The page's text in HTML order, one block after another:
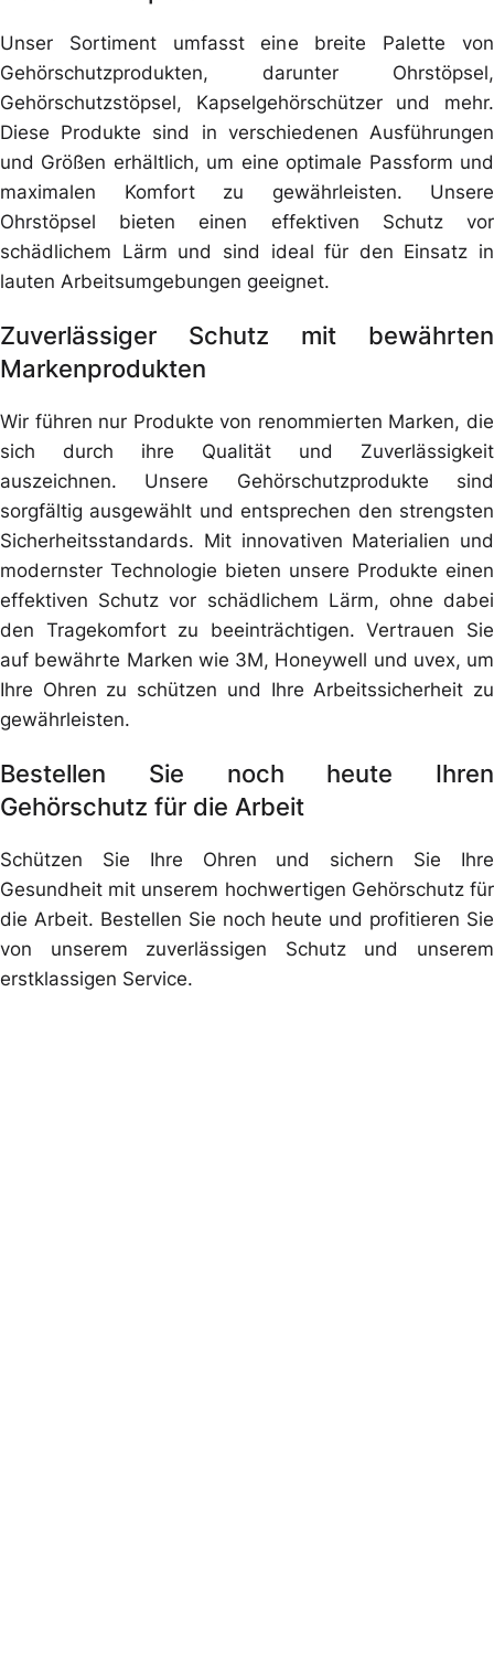
Unser Sortiment umfasst eine breite Palette von
Gehörschutzprodukten, darunter Ohrstöpsel,
Gehörschutzstöpsel, Kapselgehörschützer und mehr.
Diese Produkte sind in verschiedenen Ausführungen
und Größen erhältlich, um eine optimale Passform und
maximalen Komfort zu gewährleisten. Unsere
Ohrstöpsel bieten einen effektiven Schutz vor
schädlichem Lärm und sind ideal für den Einsatz in
lauten Arbeitsumgebungen geeignet.
Zuverlässiger Schutz mit bewährten
Markenprodukten
Wir führen nur Produkte von renommierten Marken, die
sich durch ihre Qualität und Zuverlässigkeit
auszeichnen. Unsere Gehörschutzprodukte sind
sorgfältig ausgewählt und entsprechen den strengsten
Sicherheitsstandards. Mit innovativen Materialien und
modernster Technologie bieten unsere Produkte einen
effektiven Schutz vor schädlichem Lärm, ohne dabei
den Tragekomfort zu beeinträchtigen. Vertrauen Sie
auf bewährte Marken wie 3M, Honeywell und uvex, um
Ihre Ohren zu schützen und Ihre Arbeitssicherheit zu
gewährleisten.
Bestellen Sie noch heute Ihren
Gehörschutz für die Arbeit
Schützen Sie Ihre Ohren und sichern Sie Ihre
Gesundheit mit unserem hochwertigen Gehörschutz für
die Arbeit. Bestellen Sie noch heute und profitieren Sie
von unserem zuverlässigen Schutz und unserem
erstklassigen Service.